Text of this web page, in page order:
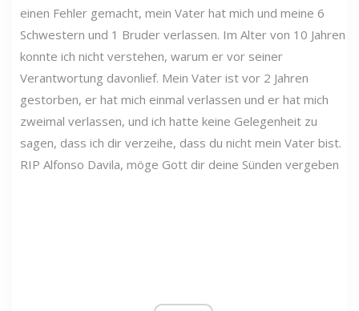
einen Fehler gemacht, mein Vater hat mich und meine 6
Schwestern und 1 Bruder verlassen. Im Alter von 10 Jahren
konnte ich nicht verstehen, warum er vor seiner
Verantwortung davonlief. Mein Vater ist vor 2 Jahren
gestorben, er hat mich einmal verlassen und er hat mich
zweimal verlassen, und ich hatte keine Gelegenheit zu
sagen, dass ich dir verzeihe, dass du nicht mein Vater bist.
RIP Alfonso Davila, möge Gott dir deine Sünden vergeben